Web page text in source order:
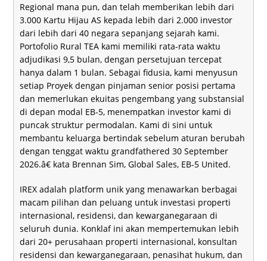
Regional mana pun, dan telah memberikan lebih dari
3.000 Kartu Hijau AS kepada lebih dari 2.000 investor
dari lebih dari 40 negara sepanjang sejarah kami.
Portofolio Rural TEA kami memiliki rata-rata waktu
adjudikasi 9,5 bulan, dengan persetujuan tercepat
hanya dalam 1 bulan. Sebagai fidusia, kami menyusun
setiap Proyek dengan pinjaman senior posisi pertama
dan memerlukan ekuitas pengembang yang substansial
di depan modal EB-5, menempatkan investor kami di
puncak struktur permodalan. Kami di sini untuk
membantu keluarga bertindak sebelum aturan berubah
dengan tenggat waktu grandfathered 30 September
2026.â€ kata Brennan Sim, Global Sales, EB-5 United.
IREX adalah platform unik yang menawarkan berbagai
macam pilihan dan peluang untuk investasi properti
internasional, residensi, dan kewarganegaraan di
seluruh dunia. Konklaf ini akan mempertemukan lebih
dari 20+ perusahaan properti internasional, konsultan
residensi dan kewarganegaraan, penasihat hukum, dan